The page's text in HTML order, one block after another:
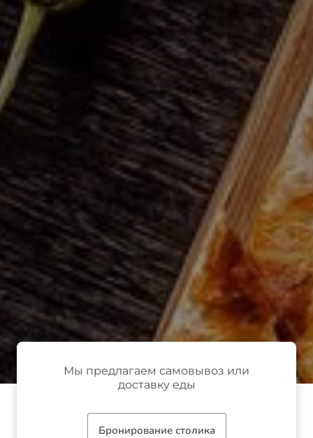
Мы предлагаем самовывоз или
доставку еды
Бронирование столика